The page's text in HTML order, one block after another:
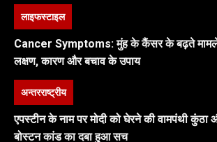
लाइफस्टाइल
Cancer Symptoms: मुंह के कैंसर के बढ़ते
लक्षण, कारण और बचाव के उपाय
अन्तरराष्ट्रीय
एपस्टीन के नाम पर मोदी को घेरने की वामपंथी कुंठा
बोस्टन कांड का दबा हुआ सच